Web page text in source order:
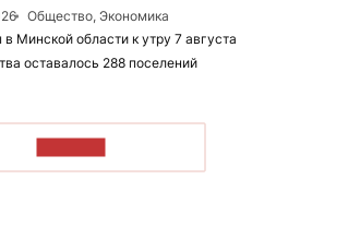
Общество, Экономика
Минской области к утру 7 августа
оставалось 288 поселений